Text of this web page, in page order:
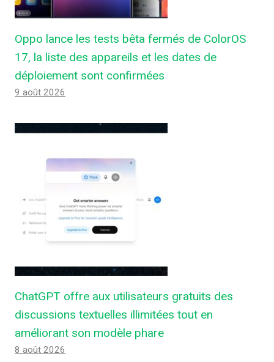
Oppo lance les tests bêta fermés de ColorOS
17, la liste des appareils et les dates de
déploiement sont confirmées
9 août 2026
ChatGPT offre aux utilisateurs gratuits des
discussions textuelles illimitées tout en
améliorant son modèle phare
8 août 2026